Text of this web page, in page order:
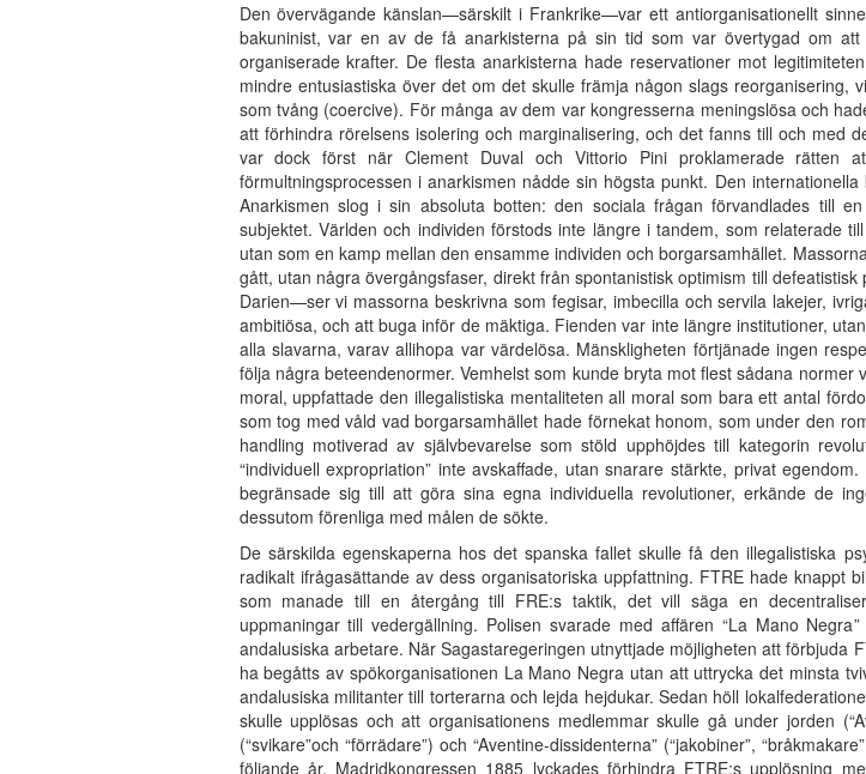
Den övervägande känslan—särskilt i Frankrike—var ett antiorganisationellt
bakuninist, var en av de få anarkisterna på sin tid som var övertygad om
organiserade krafter. De flesta anarkisterna hade reservationer mot
mindre entusiastiska över det om det skulle främja någon slags
som tvång (coercive). För många av dem var kongresserna meningslösa och
att förhindra rörelsens isolering och marginalisering, och det fanns till och med
var dock först när Clement Duval och Vittorio Pini proklamerade rätten
förmultningsprocessen i anarkismen nådde sin högsta punkt. Den
Anarkismen slog i sin absoluta botten: den sociala frågan förvandlades till
subjektet. Världen och individen förstods inte längre i tandem, som relaterade
utan som en kamp mellan den ensamme individen och borgarsamhället.
gått, utan några övergångsfaser, direkt från spontanistisk optimism till defeatistisk
Darien—ser vi massorna beskrivna som fegisar, imbecilla och servila lakejer,
ambitiösa, och att buga inför de mäktiga. Fienden var inte längre institutioner,
alla slavarna, varav allihopa var värdelösa. Mänskligheten förtjänade ingen
följa några beteendenormer. Vemhelst som kunde bryta mot flest sådana
moral, uppfattade den illegalistiska mentaliteten all moral som bara ett antal
som tog med våld vad borgarsamhället hade förnekat honom, som under den
handling motiverad av självbevarelse som stöld upphöjdes till kategorin
“individuell expropriation” inte avskaffade, utan snarare stärkte, privat
begränsade sig till att göra sina egna individuella revolutioner, erkände de
dessutom förenliga med målen de sökte.
De särskilda egenskaperna hos det spanska fallet skulle få den illegalistiska
radikalt ifrågasättande av dess organisatoriska uppfattning. FTRE hade knappt
som manade till en återgång till FRE:s taktik, det vill säga en
uppmaningar till vedergällning. Polisen svarade med affären “La Mano
andalusiska arbetare. När Sagastaregeringen utnyttjade möjligheten att förbjuda
ha begåtts av spökorganisationen La Mano Negra utan att uttrycka det minsta
andalusiska militanter till torterarna och lejda hejdukar. Sedan höll
skulle upplösas och att organisationens medlemmar skulle gå under jorden
(“svikare”och “förrädare”) och “Aventine-dissidenterna” (“jakobiner”,
följande år. Madridkongressen 1885 lyckades förhindra FTRE:s upplösning